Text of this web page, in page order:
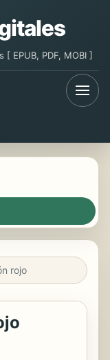
EPUB, PDF, MOBI ]
rojo